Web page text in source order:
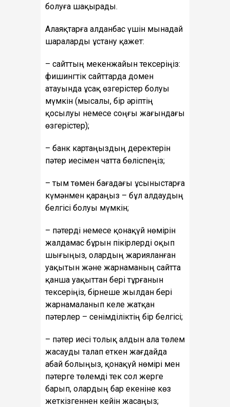
болуға шақырады.
Алаяқтарға алданбас үшін мынадай
шараларды ұстану қажет:
– сайттың мекенжайын тексеріңіз:
фишингтік сайттарда домен
атауында ұсақ өзгерістер болуы
мүмкін (мысалы, бір әріптің
қосылуы немесе соңғы жағындағы
өзгерістер);
– банк картаңыздың деректерін
пәтер иесімен чатта бөліспеңіз;
– тым төмен бағадағы ұсыныстарға
күмәнмен қараңыз – бұл алдаудың
белгісі болуы мүмкін;
– пәтерді немесе қонақүй нөмірін
жалдамас бұрын пікірлерді оқып
шығыңыз, олардың жарияланған
уақытын және жарнаманың сайтта
қанша уақыттан бері тұрғанын
тексеріңіз, бірнеше жылдан бері
жарнамаланып келе жатқан
пәтерлер – сенімділіктің бір белгісі;
– пәтер иесі толық алдын ала төлем
жасауды талап еткен жағдайда
абай болыңыз, қонақүй нөмірі мен
пәтерге төлемді тек сол жерге
барып, олардың бар екеніне көз
жеткізгеннен кейін жасаңыз;